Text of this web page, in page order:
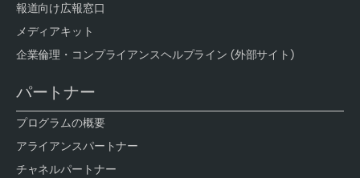
報道向け広報窓口
メディアキット
企業倫理・コンプライアンスヘルプライン (外部サイト)
パートナー
プログラムの概要
アライアンスパートナー
チャネルパートナー